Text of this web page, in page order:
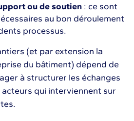
ou de soutien : ce sont
au bon déroulement
processus.
(et par extension la
du bâtiment) dépend de
à structurer les échanges
qui interviennent sur